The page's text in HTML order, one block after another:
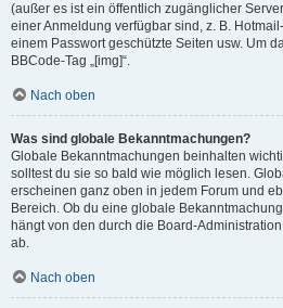
(außer es ist ein öffentlich zugänglicher
einer Anmeldung verfügbar sind, z. B.
einem Passwort geschützte Seiten usw. Um
BBCode-Tag „[img]“.
Nach oben
Was sind globale Bekanntmachungen?
Globale Bekanntmachungen beinhalten
solltest du sie so bald wie möglich lesen.
erscheinen ganz oben in jedem Forum und
Bereich. Ob du eine globale
hängt von den durch die Board-
ab.
Nach oben